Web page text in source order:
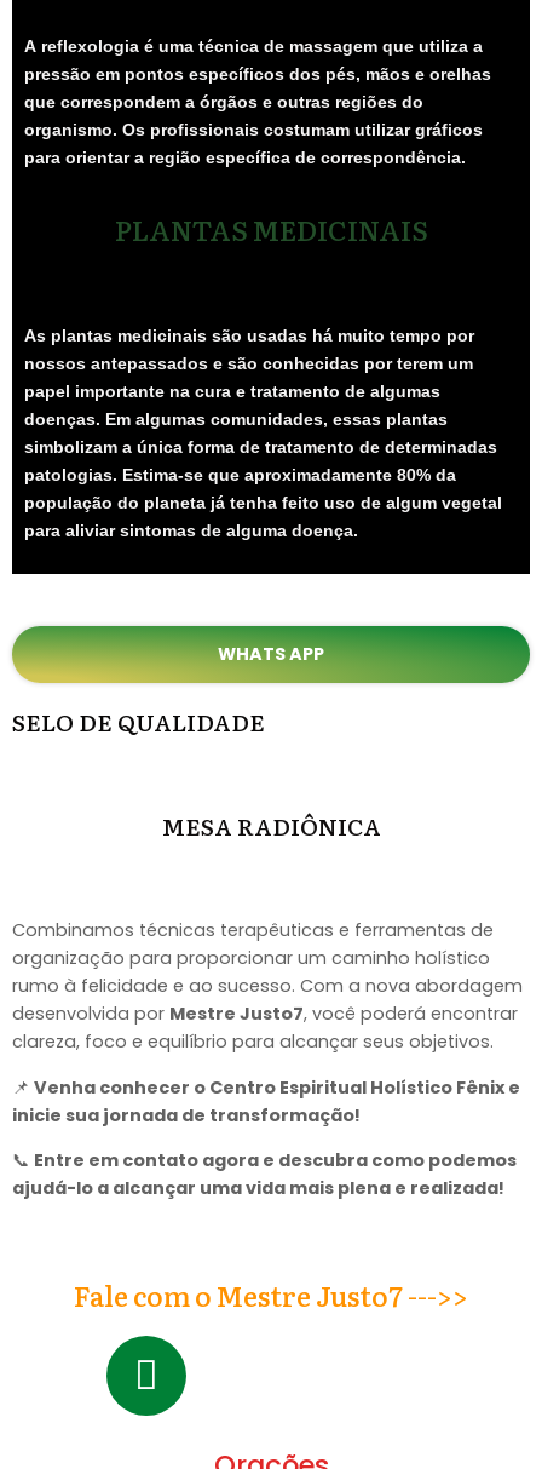
A reflexologia é uma técnica de massagem que utiliza a
pressão em pontos específicos dos pés, mãos e orelhas
que correspondem a órgãos e outras regiões do
organismo. Os profissionais costumam utilizar gráficos
para orientar a região específica de correspondência.
PLANTAS MEDICINAIS
As plantas medicinais são usadas há muito tempo por
nossos antepassados e são conhecidas por terem um
papel importante na cura e tratamento de algumas
doenças. Em algumas comunidades, essas plantas
simbolizam a única forma de tratamento de determinadas
patologias. Estima-se que aproximadamente 80% da
população do planeta já tenha feito uso de algum vegetal
para aliviar sintomas de alguma doença.
WHATS APP
SELO DE QUALIDADE
MESA RADIÔNICA
Combinamos técnicas terapêuticas e ferramentas de
organização para proporcionar um caminho holístico
rumo à felicidade e ao sucesso. Com a nova abordagem
desenvolvida por Mestre Justo7, você poderá encontrar
clareza, foco e equilíbrio para alcançar seus objetivos.
📌 Venha conhecer o Centro Espiritual Holístico Fênix e
inicie sua jornada de transformação!
📞 Entre em contato agora e descubra como podemos
ajudá-lo a alcançar uma vida mais plena e realizada!
Fale com o Mestre Justo7 --->>